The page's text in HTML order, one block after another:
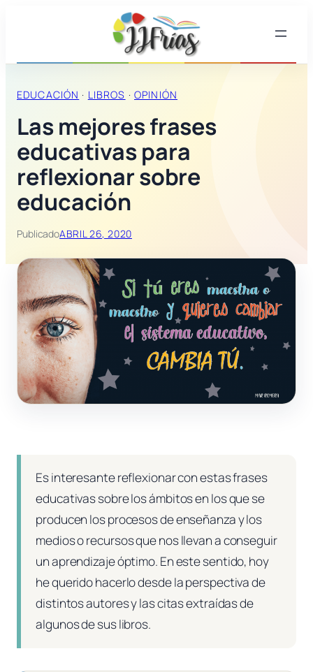
EDUCACIÓN · LIBROS · OPINIÓN
Las mejores frases
educativas para
reflexionar sobre
educación
PublicadoABRIL 26, 2020
Es interesante reflexionar con estas frases
educativas sobre los ámbitos en los que se
producen los procesos de enseñanza y los
medios o recursos que nos llevan a conseguir
un aprendizaje óptimo. En este sentido, hoy
he querido hacerlo desde la perspectiva de
distintos autores y las citas extraídas de
algunos de sus libros.